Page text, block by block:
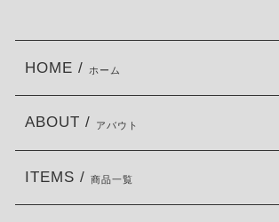
HOME / ホーム
ABOUT / アバウト
ITEMS / 商品一覧